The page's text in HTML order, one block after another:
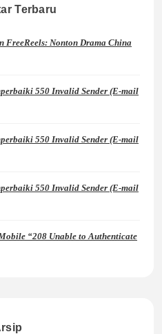
Terbaru
FreeReels: Nonton Drama China
550 Invalid Sender (E-mail
550 Invalid Sender (E-mail
550 Invalid Sender (E-mail
“208 Unable to Authenticate